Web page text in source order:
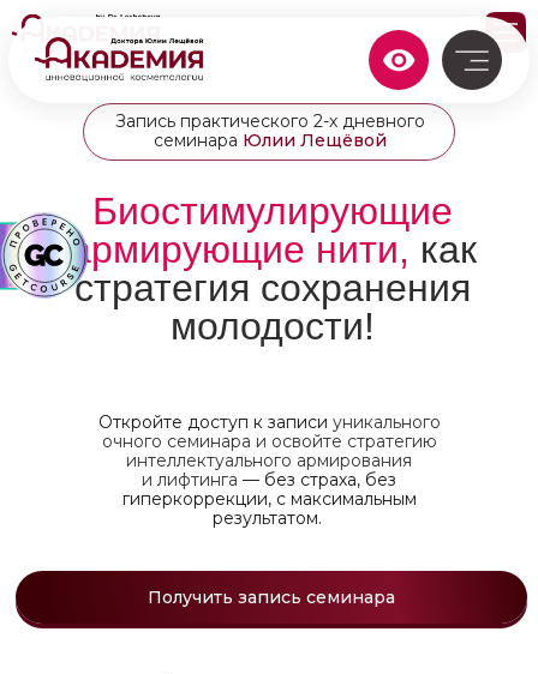
Биостимулирующие
армирующие нити, как
стратегия сохранения
молодости!
Запись практического 2-х дневного
семинара Юлии Лещёвой
Откройте доступ к записи уникального
очного семинара и освойте стратегию
интеллектуального армирования
и лифтинга — без страха, без
гиперкоррекции, с максимальным
результатом.
Получить запись семинара